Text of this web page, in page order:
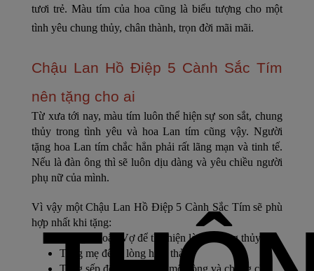
tươi trẻ. Màu tím của hoa cũng là biểu tượng cho một
tình yêu chung thủy, chân thành, trọn đời mãi mãi.
Chậu Lan Hồ Điệp 5 Cành Sắc Tím
nên tặng cho ai
Từ xưa tới nay, màu tím luôn thể hiện sự son sắt, chung
thủy trong tình yêu và hoa Lan tím cũng vậy. Người
tặng hoa Lan tím chắc hẳn phải rất lãng mạn và tinh tế.
Nếu là đàn ông thì sẽ luôn dịu dàng và yêu chiều người
phụ nữ của mình.
Vì vậy một Chậu Lan Hồ Điệp 5 Cành Sắc Tím sẽ phù
hợp nhất khi tặng:
Bạn gái hoặc Vợ để thể hiện lòng chung thủy;
Tặng mẹ để tỏ lòng hiếu thảo;
Tặng sếp để bày tỏ luôn một lòng và chung chí